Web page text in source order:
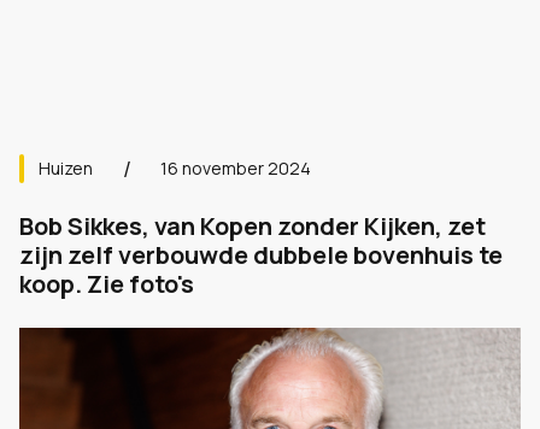
Huizen 16 november 2024
Bob Sikkes, van Kopen zonder Kijken, zet
zijn zelf verbouwde dubbele bovenhuis te
koop. Zie foto's